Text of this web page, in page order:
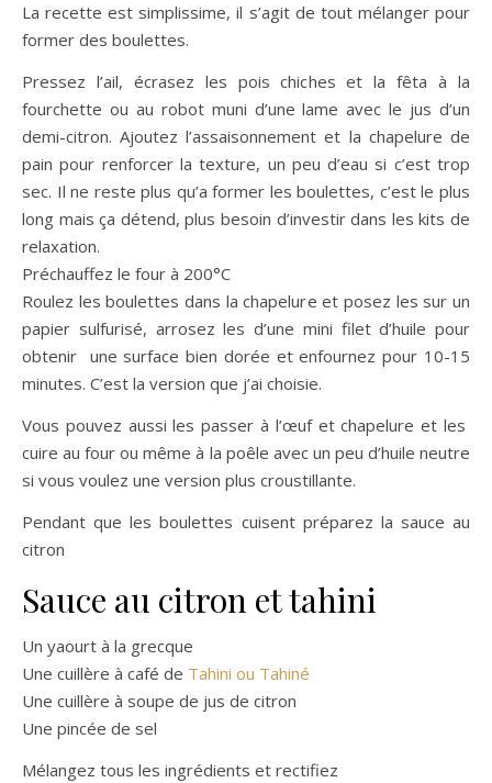
La recette est simplissime, il s’agit de tout mélanger pour
former des boulettes.
Pressez l’ail, écrasez les pois chiches et la fêta à la
fourchette ou au robot muni d’une lame avec le jus d’un
demi-citron. Ajoutez l’assaisonnement et la chapelure de
pain pour renforcer la texture, un peu d’eau si c’est trop
sec. Il ne reste plus qu’a former les boulettes, c’est le plus
long mais ça détend, plus besoin d’investir dans les kits de
relaxation.
Préchauffez le four à 200°C
Roulez les boulettes dans la chapelure et posez les sur un
papier sulfurisé, arrosez les d’une mini filet d’huile pour
obtenir une surface bien dorée et enfournez pour 10-15
minutes. C’est la version que j’ai choisie.
Vous pouvez aussi les passer à l’œuf et chapelure et les
cuire au four ou même à la poêle avec un peu d’huile neutre
si vous voulez une version plus croustillante.
Pendant que les boulettes cuisent préparez la sauce au
citron
Sauce au citron et tahini
Un yaourt à la grecque
Une cuillère à café de Tahini ou Tahiné
Une cuillère à soupe de jus de citron
Une pincée de sel
Mélangez tous les ingrédients et rectifiez